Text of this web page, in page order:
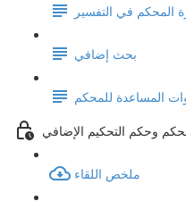
المحكم في التفسير
بحث إضافي
المساعدة للمحكم
وحكم التحكيم الإضافي
ملخص اللقاء